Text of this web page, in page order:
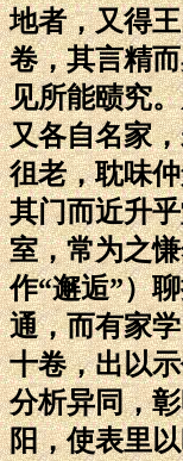
地者，又得
卷，其言精
见所能赜究
又各自名家
徂老，耽味
其门而近升
室，常为之
作“邂逅”）
通，而有家
十卷，出以
分析异同，
阳，使表里